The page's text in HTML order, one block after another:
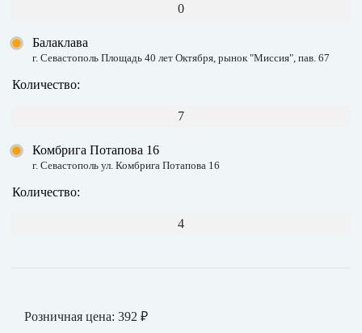
0
Балаклава
г. Севастополь Площадь 40 лет Октября, рынок "Миссия", пав. 67
Количество:
7
Комбрига Потапова 16
г. Севастополь ул. Комбрига Потапова 16
Количество:
4
Розничная цена: 392 ₽